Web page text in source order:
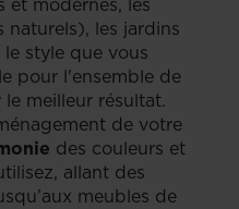
naturels), les jardins
style que vous
pour l'ensemble de
meilleur résultat.
de votre
des couleurs et
allant des
meubles de